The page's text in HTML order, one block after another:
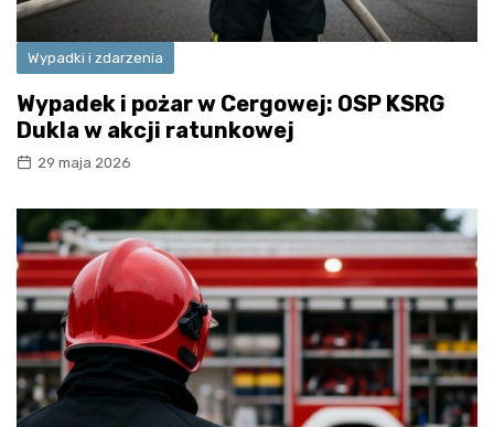
Wypadki i zdarzenia
Wypadek i pożar w Cergowej: OSP KSRG
Dukla w akcji ratunkowej
29 maja 2026